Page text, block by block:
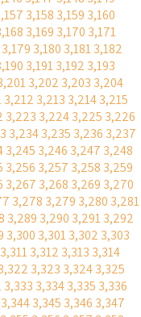
3,158 3,159 3,160
3,169 3,170 3,171
3,179 3,180 3,1813,182
3,1913,192 3,193
3,202 3,203 3,204
3,212 3,213 3,2143,215
3,223 3,2243,225 3,226
3,2343,235 3,236 3,237
3,245 3,246 3,247 3,248
3,256 3,257 3,258 3,259
3,267 3,268 3,269 3,270
3,278 3,279 3,280 3,281
3,289 3,290 3,2913,292
3,300 3,3013,302 3,303
3,3113,312 3,313 3,314
3,323 3,3243,325
3,333 3,3343,335 3,336
3,3443,345 3,346 3,347